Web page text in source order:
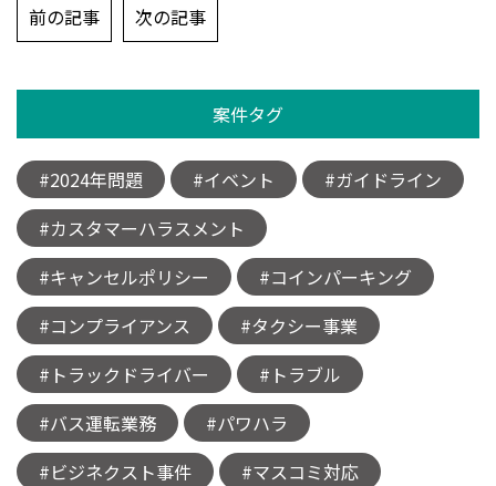
投
稿
ビ
シ
ョ
ン
前の記事 次の記事
案件タグ
#2024年問題 #イベント
#ガイドライン
#カスタマーハラスメント
#キャンセルポリシー
#コインパーキング
#コンプライアンス
#タクシー事業
#トラックドライバー
#トラブル
#バス運転業務
#パワハラ
#ビジネクスト事件
#マスコミ対応